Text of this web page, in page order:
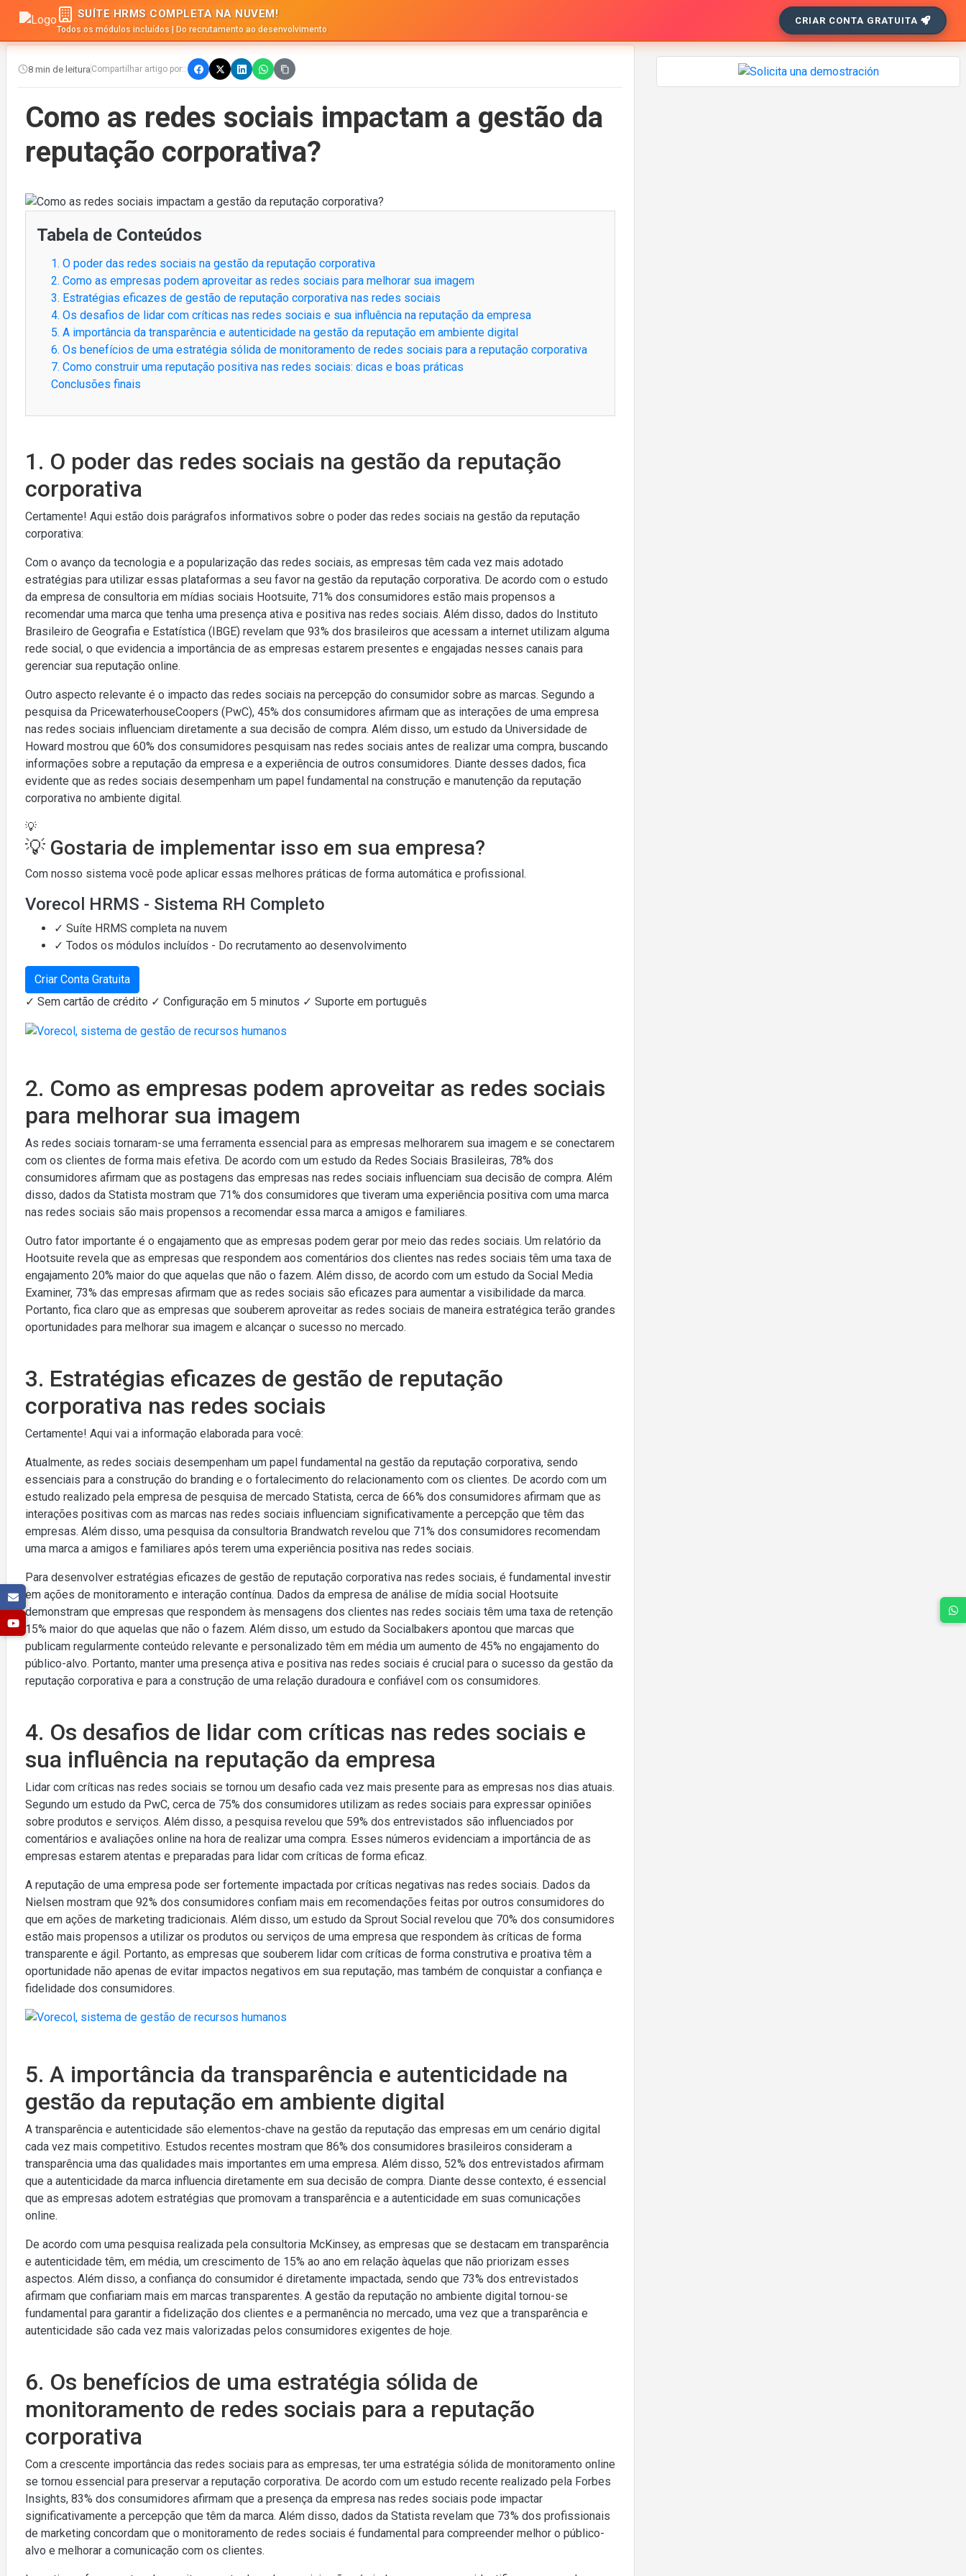
SUÍTE HRMS COMPLETA NA NUVEM!
Todos os módulos incluídos | Do recrutamento ao desenvolvimento
CRIAR CONTA GRATUITA
8 min de leitura Compartilhar artigo por::
Como as redes sociais impactam a gestão da
reputação corporativa?
Tabela de Conteúdos
1. O poder das redes sociais na gestão da reputação corporativa
2. Como as empresas podem aproveitar as redes sociais para melhorar sua imagem
3. Estratégias eficazes de gestão de reputação corporativa nas redes sociais
4. Os desafios de lidar com críticas nas redes sociais e sua influência na reputação da empresa
5. A importância da transparência e autenticidade na gestão da reputação em ambiente digital
6. Os benefícios de uma estratégia sólida de monitoramento de redes sociais para a reputação corporativa
7. Como construir uma reputação positiva nas redes sociais: dicas e boas práticas
Conclusões finais
1. O poder das redes sociais na gestão da reputação
corporativa
Certamente! Aqui estão dois parágrafos informativos sobre o poder das redes sociais na gestão da reputação
corporativa:
Com o avanço da tecnologia e a popularização das redes sociais, as empresas têm cada vez mais adotado
estratégias para utilizar essas plataformas a seu favor na gestão da reputação corporativa. De acordo com o estudo
da empresa de consultoria em mídias sociais Hootsuite, 71% dos consumidores estão mais propensos a
recomendar uma marca que tenha uma presença ativa e positiva nas redes sociais. Além disso, dados do Instituto
Brasileiro de Geografia e Estatística (IBGE) revelam que 93% dos brasileiros que acessam a internet utilizam alguma
rede social, o que evidencia a importância de as empresas estarem presentes e engajadas nesses canais para
gerenciar sua reputação online.
Outro aspecto relevante é o impacto das redes sociais na percepção do consumidor sobre as marcas. Segundo a
pesquisa da PricewaterhouseCoopers (PwC), 45% dos consumidores afirmam que as interações de uma empresa
nas redes sociais influenciam diretamente a sua decisão de compra. Além disso, um estudo da Universidade de
Howard mostrou que 60% dos consumidores pesquisam nas redes sociais antes de realizar uma compra, buscando
informações sobre a reputação da empresa e a experiência de outros consumidores. Diante desses dados, fica
evidente que as redes sociais desempenham um papel fundamental na construção e manutenção da reputação
corporativa no ambiente digital.
💡
💡 Gostaria de implementar isso em sua empresa?
Com nosso sistema você pode aplicar essas melhores práticas de forma automática e profissional.
Vorecol HRMS - Sistema RH Completo
✓ Suíte HRMS completa na nuvem
✓ Todos os módulos incluídos - Do recrutamento ao desenvolvimento
Criar Conta Gratuita
✓ Sem cartão de crédito ✓ Configuração em 5 minutos ✓ Suporte em português
2. Como as empresas podem aproveitar as redes sociais
para melhorar sua imagem
As redes sociais tornaram-se uma ferramenta essencial para as empresas melhorarem sua imagem e se conectarem
com os clientes de forma mais efetiva. De acordo com um estudo da Redes Sociais Brasileiras, 78% dos
consumidores afirmam que as postagens das empresas nas redes sociais influenciam sua decisão de compra. Além
disso, dados da Statista mostram que 71% dos consumidores que tiveram uma experiência positiva com uma marca
nas redes sociais são mais propensos a recomendar essa marca a amigos e familiares.
Outro fator importante é o engajamento que as empresas podem gerar por meio das redes sociais. Um relatório da
Hootsuite revela que as empresas que respondem aos comentários dos clientes nas redes sociais têm uma taxa de
engajamento 20% maior do que aquelas que não o fazem. Além disso, de acordo com um estudo da Social Media
Examiner, 73% das empresas afirmam que as redes sociais são eficazes para aumentar a visibilidade da marca.
Portanto, fica claro que as empresas que souberem aproveitar as redes sociais de maneira estratégica terão grandes
oportunidades para melhorar sua imagem e alcançar o sucesso no mercado.
3. Estratégias eficazes de gestão de reputação
corporativa nas redes sociais
Certamente! Aqui vai a informação elaborada para você:
Atualmente, as redes sociais desempenham um papel fundamental na gestão da reputação corporativa, sendo
essenciais para a construção do branding e o fortalecimento do relacionamento com os clientes. De acordo com um
estudo realizado pela empresa de pesquisa de mercado Statista, cerca de 66% dos consumidores afirmam que as
interações positivas com as marcas nas redes sociais influenciam significativamente a percepção que têm das
empresas. Além disso, uma pesquisa da consultoria Brandwatch revelou que 71% dos consumidores recomendam
uma marca a amigos e familiares após terem uma experiência positiva nas redes sociais.
Para desenvolver estratégias eficazes de gestão de reputação corporativa nas redes sociais, é fundamental investir
em ações de monitoramento e interação contínua. Dados da empresa de análise de mídia social Hootsuite
demonstram que empresas que respondem às mensagens dos clientes nas redes sociais têm uma taxa de retenção
15% maior do que aquelas que não o fazem. Além disso, um estudo da Socialbakers apontou que marcas que
publicam regularmente conteúdo relevante e personalizado têm em média um aumento de 45% no engajamento do
público-alvo. Portanto, manter uma presença ativa e positiva nas redes sociais é crucial para o sucesso da gestão da
reputação corporativa e para a construção de uma relação duradoura e confiável com os consumidores.
4. Os desafios de lidar com críticas nas redes sociais e
sua influência na reputação da empresa
Lidar com críticas nas redes sociais se tornou um desafio cada vez mais presente para as empresas nos dias atuais.
Segundo um estudo da PwC, cerca de 75% dos consumidores utilizam as redes sociais para expressar opiniões
sobre produtos e serviços. Além disso, a pesquisa revelou que 59% dos entrevistados são influenciados por
comentários e avaliações online na hora de realizar uma compra. Esses números evidenciam a importância de as
empresas estarem atentas e preparadas para lidar com críticas de forma eficaz.
A reputação de uma empresa pode ser fortemente impactada por críticas negativas nas redes sociais. Dados da
Nielsen mostram que 92% dos consumidores confiam mais em recomendações feitas por outros consumidores do
que em ações de marketing tradicionais. Além disso, um estudo da Sprout Social revelou que 70% dos consumidores
estão mais propensos a utilizar os produtos ou serviços de uma empresa que respondem às críticas de forma
transparente e ágil. Portanto, as empresas que souberem lidar com críticas de forma construtiva e proativa têm a
oportunidade não apenas de evitar impactos negativos em sua reputação, mas também de conquistar a confiança e
fidelidade dos consumidores.
5. A importância da transparência e autenticidade na
gestão da reputação em ambiente digital
A transparência e autenticidade são elementos-chave na gestão da reputação das empresas em um cenário digital
cada vez mais competitivo. Estudos recentes mostram que 86% dos consumidores brasileiros consideram a
transparência uma das qualidades mais importantes em uma empresa. Além disso, 52% dos entrevistados afirmam
que a autenticidade da marca influencia diretamente em sua decisão de compra. Diante desse contexto, é essencial
que as empresas adotem estratégias que promovam a transparência e a autenticidade em suas comunicações
online.
De acordo com uma pesquisa realizada pela consultoria McKinsey, as empresas que se destacam em transparência
e autenticidade têm, em média, um crescimento de 15% ao ano em relação àquelas que não priorizam esses
aspectos. Além disso, a confiança do consumidor é diretamente impactada, sendo que 73% dos entrevistados
afirmam que confiariam mais em marcas transparentes. A gestão da reputação no ambiente digital tornou-se
fundamental para garantir a fidelização dos clientes e a permanência no mercado, uma vez que a transparência e
autenticidade são cada vez mais valorizadas pelos consumidores exigentes de hoje.
6. Os benefícios de uma estratégia sólida de
monitoramento de redes sociais para a reputação
corporativa
Com a crescente importância das redes sociais para as empresas, ter uma estratégia sólida de monitoramento online
se tornou essencial para preservar a reputação corporativa. De acordo com um estudo recente realizado pela Forbes
Insights, 83% dos consumidores afirmam que a presença da empresa nas redes sociais pode impactar
significativamente a percepção que têm da marca. Além disso, dados da Statista revelam que 73% dos profissionais
de marketing concordam que o monitoramento de redes sociais é fundamental para compreender melhor o público-
alvo e melhorar a comunicação com os clientes.